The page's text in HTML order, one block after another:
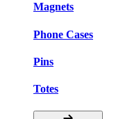
Magnets
Phone Cases
Pins
Totes